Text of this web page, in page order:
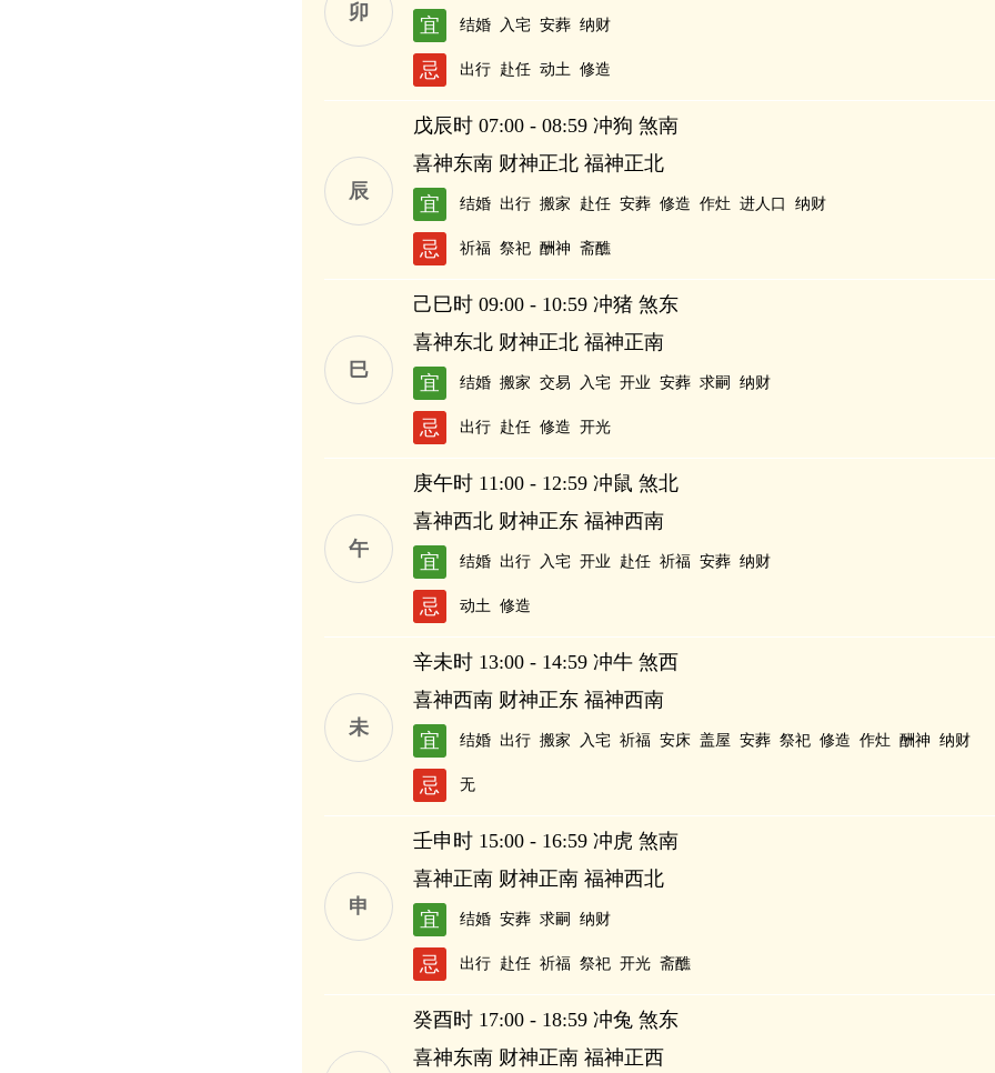
卯
宜
结婚 入宅 安葬 纳财
忌 出行 赴任 动土 修造
辰
戊辰时 07:00 - 08:59 冲狗 煞南
喜神东南 财神正北 福神正北
宜
结婚 出行 搬家 赴任 安葬 修造 作灶 进人口 纳财
忌 祈福 祭祀 酬神 斋醮
巳
己巳时 09:00 - 10:59 冲猪 煞东
喜神东北 财神正北 福神正南
宜
结婚 搬家 交易 入宅 开业 安葬 求嗣 纳财
忌 出行 赴任 修造 开光
午
庚午时 11:00 - 12:59 冲鼠 煞北
喜神西北 财神正东 福神西南
宜
结婚 出行 入宅 开业 赴任 祈福 安葬 纳财
忌 动土 修造
未
辛未时 13:00 - 14:59 冲牛 煞西
喜神西南 财神正东 福神西南
宜
结婚 出行 搬家 入宅 祈福 安床 盖屋 安葬 祭祀 修造 作灶 酬神 纳财
忌 无
申
壬申时 15:00 - 16:59 冲虎 煞南
喜神正南 财神正南 福神西北
宜
结婚 安葬 求嗣 纳财
忌 出行 赴任 祈福 祭祀 开光 斋醮
癸酉时 17:00 - 18:59 冲兔 煞东
喜神东南 财神正南 福神正西